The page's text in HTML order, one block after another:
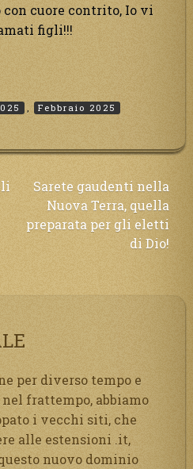
cuore contrito, Io vi
figli!!!
, Febbraio 2025
Sarete gaudenti nella
Nuova Terra, quella
preparata per gli eletti
di Dio!
per diverso tempo e
nel frattempo, abbiamo
i vecchi siti, che
alle estensioni .it,
nuovo dominio